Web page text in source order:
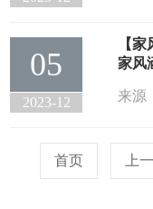
05
2023-12
【
家风
来源
首页 上